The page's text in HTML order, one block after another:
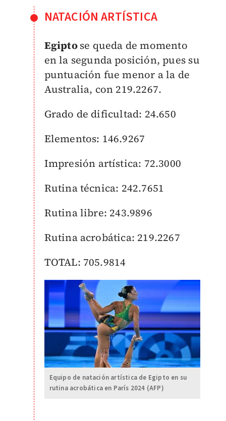
NATACIÓN ARTÍSTICA
Egiptose queda de momento
en la segunda posición, pues su
puntuación fue menor a la de
Australia, con 219.2267.
Grado de dificultad: 24.650
Elementos: 146.9267
Impresión artística: 72.3000
Rutina técnica: 242.7651
Rutina libre: 243.9896
Rutina acrobática: 219.2267
TOTAL: 705.9814
Equipo de natación artística de Egipto en su
rutina acrobática en París 2024 (AFP)